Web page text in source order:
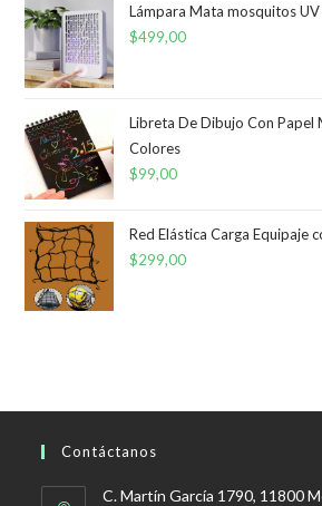
Lámpara Mata mosquitos UV
$499,00
Libreta De Dibujo Con Papel
Colores
$99,00
Red Elástica Carga Equipaje
$299,00
Contáctanos
C. Martín García 1790, 11800